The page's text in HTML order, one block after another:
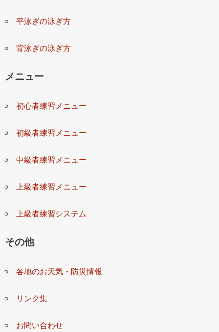
平泳ぎの泳ぎ方
背泳ぎの泳ぎ方
メニュー
初心者練習メニュー
初級者練習メニュー
中級者練習メニュー
上級者練習メニュー
上級者練習システム
その他
各地のお天気・防災情報
リンク集
お問い合わせ